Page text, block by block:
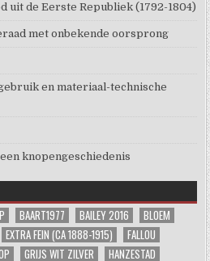
uit de Eerste Republiek (1792-1804)
met onbekende oorsprong
en materiaal-technische
knopengeschiedenis
BAART1977 BAILEY 2016
BLOEM
EXTRA FEIN (CA 1888-1915)
FALLOU
GRIJS WIT ZILVER HANZESTAD